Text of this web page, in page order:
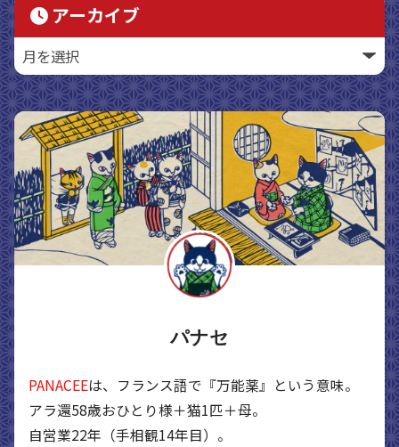
アーカイブ
パナセ
PANACEEは、フランス語で『万能薬』という意味。
アラ還58歳おひとり様＋猫1匹＋母。
自営業22年（手相観14年目）。